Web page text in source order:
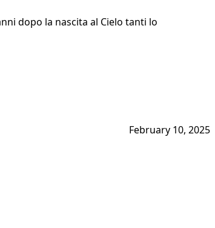
dopo la nascita al Cielo tanti lo
February 10, 2025